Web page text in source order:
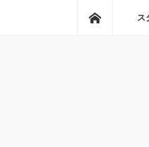
ホーム
ス